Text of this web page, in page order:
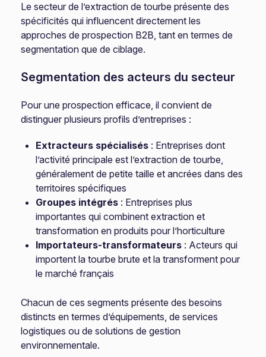
Le secteur de l’extraction de tourbe présente des
spécificités qui influencent directement les
approches de prospection B2B, tant en termes de
segmentation que de ciblage.
Segmentation des acteurs du secteur
Pour une prospection efficace, il convient de
distinguer plusieurs profils d’entreprises :
Extracteurs spécialisés : Entreprises dont
l’activité principale est l’extraction de tourbe,
généralement de petite taille et ancrées dans des
territoires spécifiques
Groupes intégrés : Entreprises plus
importantes qui combinent extraction et
transformation en produits pour l’horticulture
Importateurs-transformateurs : Acteurs qui
importent la tourbe brute et la transforment pour
le marché français
Chacun de ces segments présente des besoins
distincts en termes d’équipements, de services
logistiques ou de solutions de gestion
environnementale.